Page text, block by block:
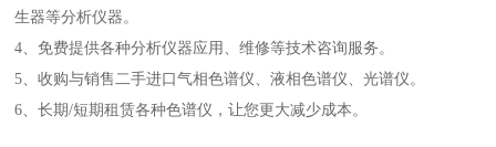
生器等分析仪器。
4、免费提供各种分析仪器应用、维修等技术咨询服务。
5、收购与销售二手进口气相色谱仪、液相色谱仪、光谱仪。
6、长期/短期租赁各种色谱仪，让您更大减少成本。